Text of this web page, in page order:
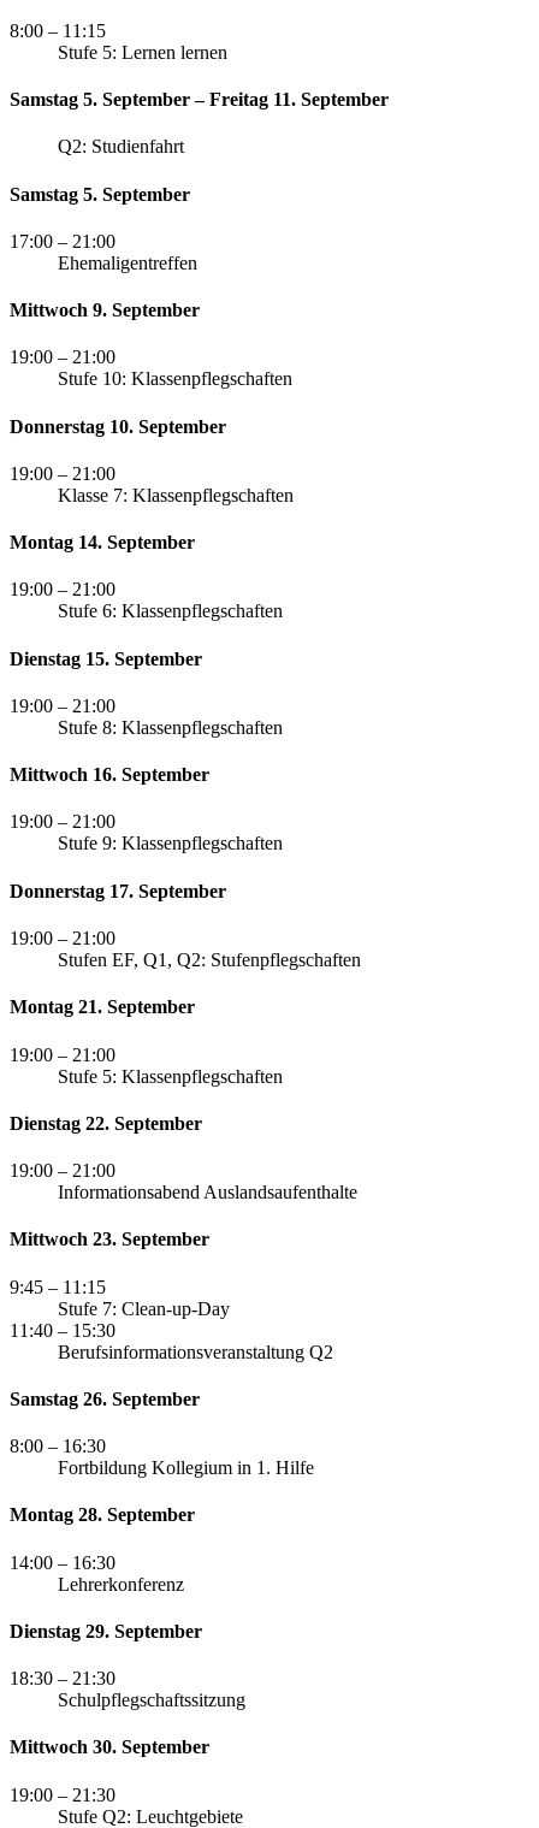
8:00 – 11:15
Stufe 5: Lernen lernen
Samstag 5. September – Freitag 11. September
Q2: Studienfahrt
Samstag 5. September
17:00 – 21:00
Ehemaligentreffen
Mittwoch 9. September
19:00 – 21:00
Stufe 10: Klassenpflegschaften
Donnerstag 10. September
19:00 – 21:00
Klasse 7: Klassenpflegschaften
Montag 14. September
19:00 – 21:00
Stufe 6: Klassenpflegschaften
Dienstag 15. September
19:00 – 21:00
Stufe 8: Klassenpflegschaften
Mittwoch 16. September
19:00 – 21:00
Stufe 9: Klassenpflegschaften
Donnerstag 17. September
19:00 – 21:00
Stufen EF, Q1, Q2: Stufenpflegschaften
Montag 21. September
19:00 – 21:00
Stufe 5: Klassenpflegschaften
Dienstag 22. September
19:00 – 21:00
Informationsabend Auslandsaufenthalte
Mittwoch 23. September
9:45 – 11:15
Stufe 7: Clean-up-Day
11:40 – 15:30
Berufsinformationsveranstaltung Q2
Samstag 26. September
8:00 – 16:30
Fortbildung Kollegium in 1. Hilfe
Montag 28. September
14:00 – 16:30
Lehrerkonferenz
Dienstag 29. September
18:30 – 21:30
Schulpflegschaftssitzung
Mittwoch 30. September
19:00 – 21:30
Stufe Q2: Leuchtgebiete